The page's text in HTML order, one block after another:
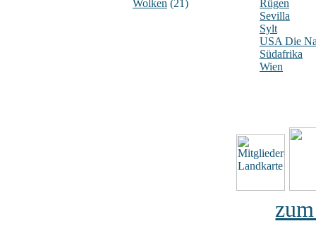
Wolken (21)
Rügen
Sevilla
Sylt
USA Die
Südafrika
Wien